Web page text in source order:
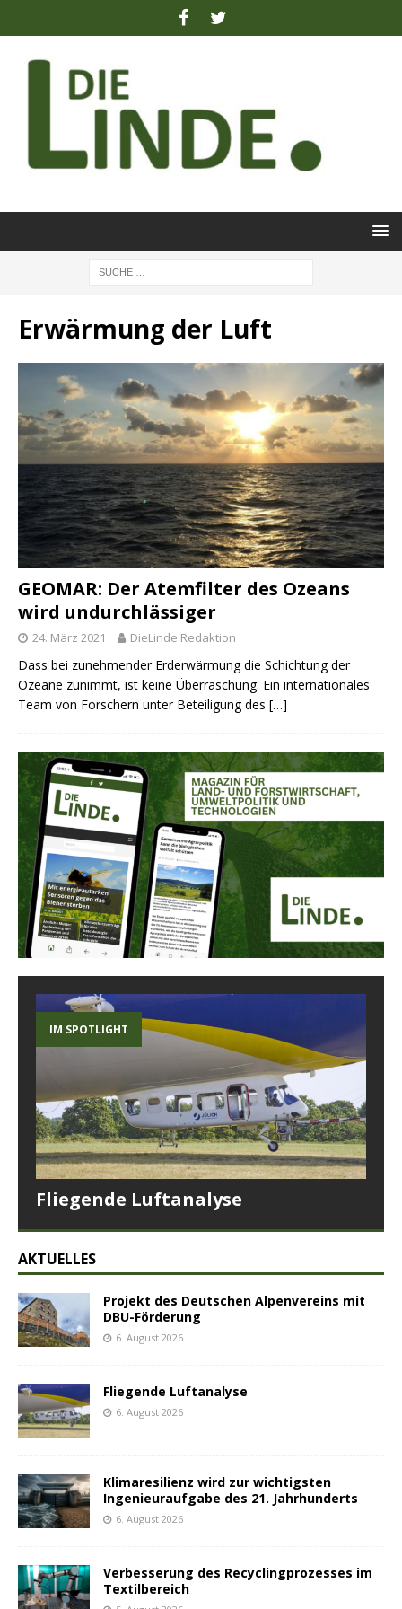
Erwärmung der Luft
GEOMAR: Der Atemfilter des Ozeans
wird undurchlässiger
24. März 2021 DieLinde Redaktion
Dass bei zunehmender Erderwärmung die Schichtung der
Ozeane zunimmt, ist keine Überraschung. Ein internationales
Team von Forschern unter Beteiligung des […]
IM SPOTLIGHT
Fliegende Luftanalyse
AKTUELLES
Projekt des Deutschen Alpenvereins mit
DBU-Förderung
6. August 2026
Fliegende Luftanalyse
6. August 2026
Klimaresilienz wird zur wichtigsten
Ingenieuraufgabe des 21. Jahrhunderts
6. August 2026
Verbesserung des Recyclingprozesses im
Textilbereich